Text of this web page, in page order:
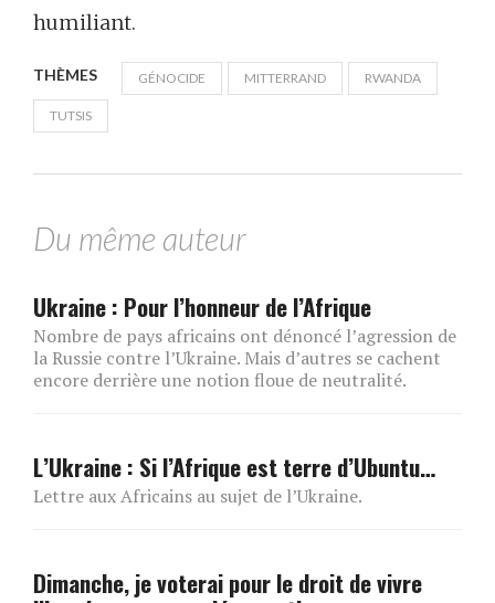
humiliant.
THÈMES GÉNOCIDE MITTERRAND RWANDA
TUTSIS
Du même auteur
Ukraine : Pour l’honneur de l’Afrique
Nombre de pays africains ont dénoncé l’agression de
la Russie contre l’Ukraine. Mais d’autres se cachent
encore derrière une notion floue de neutralité.
L’Ukraine : Si l’Afrique est terre d’Ubuntu…
Lettre aux Africains au sujet de l’Ukraine.
Dimanche, je voterai pour le droit de vivre